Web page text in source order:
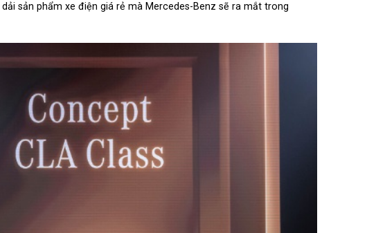
sản phẩm xe điện giá rẻ mà Mercedes-Benz sẽ ra mắt trong